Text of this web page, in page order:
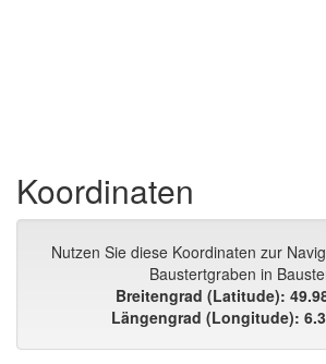
Koordinaten
Nutzen Sie diese Koordinaten zur
Baustertgraben in
Breitengrad (Latitude):
Längengrad (Longitude):